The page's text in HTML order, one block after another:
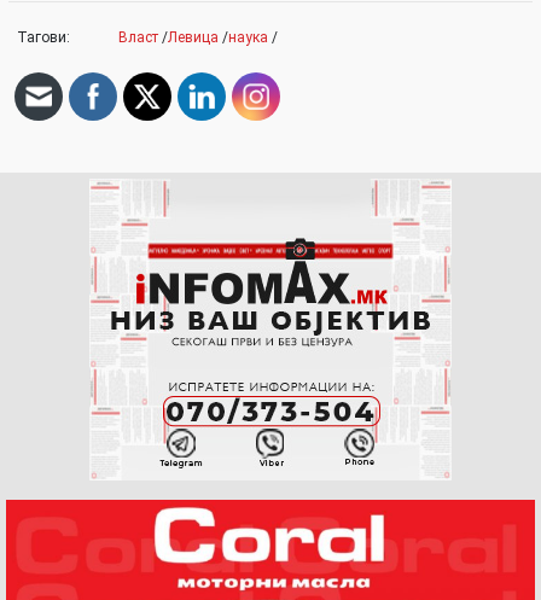
Тагови: Власт /Левица /наука /